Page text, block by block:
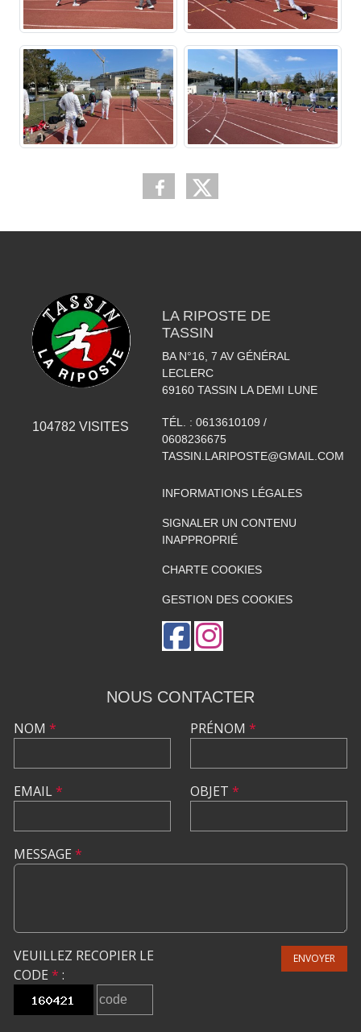
104782 VISITES
LA RIPOSTE DE
TASSIN
BA N°16, 7 AV GÉNÉRAL
LECLERC
69160 TASSIN LA DEMI LUNE
TÉL. : 0613610109 /
0608236675
TASSIN.LARIPOSTE@GMAIL.COM
INFORMATIONS LÉGALES
SIGNALER UN CONTENU
INAPPROPRIÉ
CHARTE COOKIES
GESTION DES COOKIES
NOUS CONTACTER
NOM *
EMAIL*
PRÉNOM *
OBJET *
MESSAGE *
VEUILLEZ RECOPIER LE
CODE * :
ENVOYER